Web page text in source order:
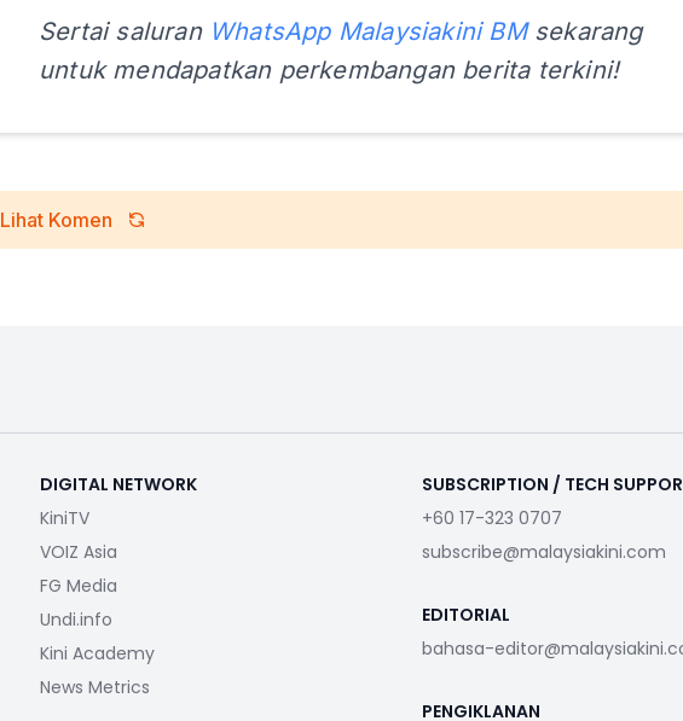
Sertai saluran WhatsApp Malaysiakini BMsekarang
untuk mendapatkan perkembangan berita terkini!
Lihat Komen
DIGITAL NETWORK
KiniTV
VOIZ Asia
FG Media
Undi.info
Kini Academy
News Metrics
SUBSCRIPTION / TECH
+60 17-323 0707
subscribe@malaysiakini.com
EDITORIAL
bahasa-
PENGIKLANAN